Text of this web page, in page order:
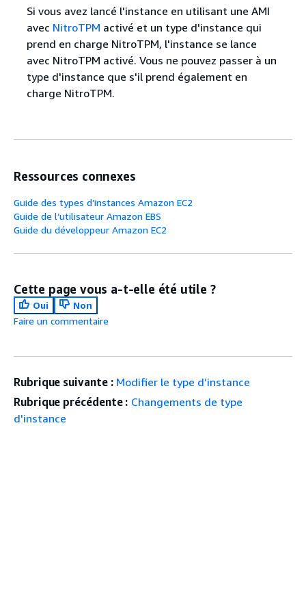
Si vous avez lancé l'instance en utilisant une AMI
avec NitroTPM activé et un type d'instance qui
prend en charge NitroTPM, l'instance se lance
avec NitroTPM activé. Vous ne pouvez passer à un
type d'instance que s'il prend également en
charge NitroTPM.
Ressources connexes
Guide des types d’instances Amazon EC2
Guide de l’utilisateur Amazon EBS
Guide du développeur Amazon EC2
Cette page vous a-t-elle été utile ?
Oui
Non
Faire un commentaire
Rubrique suivante : Modifier le type d’instance
Rubrique précédente : Changements de type
d'instance